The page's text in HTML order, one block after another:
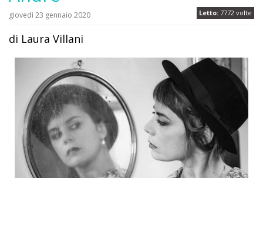
Letto: 7772 volte
giovedì 23 gennaio 2020
di Laura Villani